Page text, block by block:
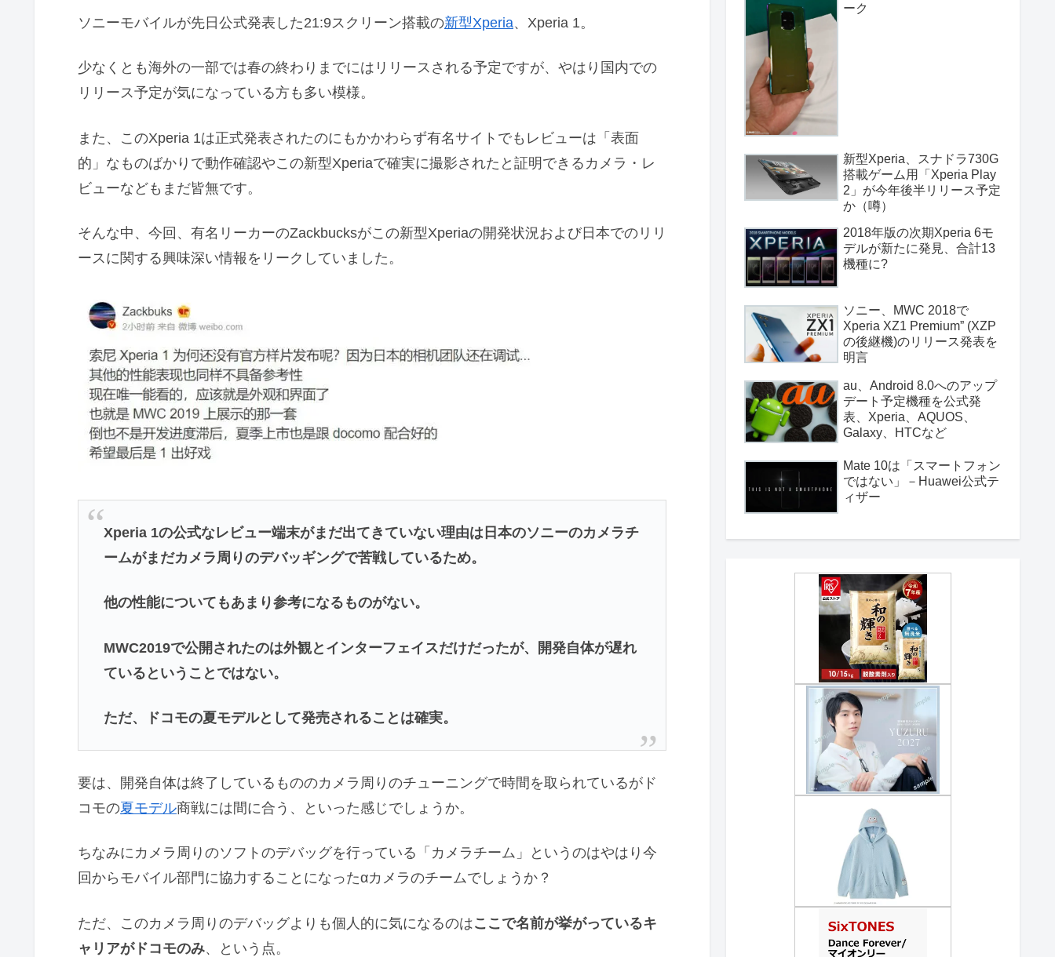
ソニーモバイルが先日公式発表した21:9スクリーン搭載の新型Xperia、Xperia 1。
少なくとも海外の一部では春の終わりまでにはリリースされる予定ですが、やはり国内での
リリース予定が気になっている方も多い模様。
また、このXperia 1は正式発表されたのにもかかわらず有名サイトでもレビューは「表面
的」なものばかりで動作確認やこの新型Xperiaで確実に撮影されたと証明できるカメラ・レ
ビューなどもまだ皆無です。
そんな中、今回、有名リーカーのZackbucksがこの新型Xperiaの開発状況および日本でのリリ
ースに関する興味深い情報をリークしていました。
Xperia 1の公式なレビュー端末がまだ出てきていない理由は日本のソニーのカメラチ
ームがまだカメラ周りのデバッギングで苦戦しているため。
他の性能についてもあまり参考になるものがない。
MWC2019で公開されたのは外観とインターフェイスだけだったが、開発自体が遅れ
ているということではない。
ただ、ドコモの夏モデルとして発売されることは確実。
要は、開発自体は終了しているもののカメラ周りのチューニングで時間を取られているがド
コモの夏モデル商戦には間に合う、といった感じでしょうか。
ちなみにカメラ周りのソフトのデバッグを行っている「カメラチーム」というのはやはり今
回からモバイル部門に協力することになったαカメラのチームでしょうか？
ただ、このカメラ周りのデバッグよりも個人的に気になるのはここで名前が挙がっているキ
ャリアがドコモのみ、という点。
ーク
新型Xperia、スナドラ730G
搭載ゲーム用「Xperia Play
2」が今年後半リリース予定
か（噂）
2018年版の次期Xperia 6モ
デルが新たに発見、合計13
機種に?
ソニー、MWC 2018で
Xperia XZ1 Premium” (XZP
の後継機)のリリース発表を
明言
au、Android 8.0へのアップ
デート予定機種を公式発
表、Xperia、AQUOS、
Galaxy、HTCなど
Mate 10は「スマートフォン
ではない」－Huawei公式テ
ィザー